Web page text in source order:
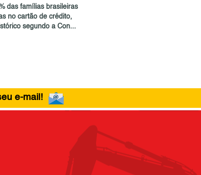
das famílias brasileiras
no cartão de crédito,
segundo a Con...
e-mail!